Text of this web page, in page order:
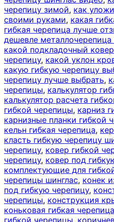
черепицу зимой, как
своими руками, какая
гибкая черепица лучше
дешевле металлочерепица
какой подкладочный
черепицу, какой уклон
какую гибкую черепицу
черепицу лучше выбрать,
черепицы, калькулятор
калькулятор расчета
гибкой черепицы, карниз
карнизные планки гибкой
кельн гибкая черепица,
класть гибкую черепицу
черепицу, ковер гибкой
черепицу, ковер под
комплектующие для
черепицы шинглас, конек
под гибкую черепицу,
черепицы, конструкция
коньковая гибкая черепица
гибкой черепицы,